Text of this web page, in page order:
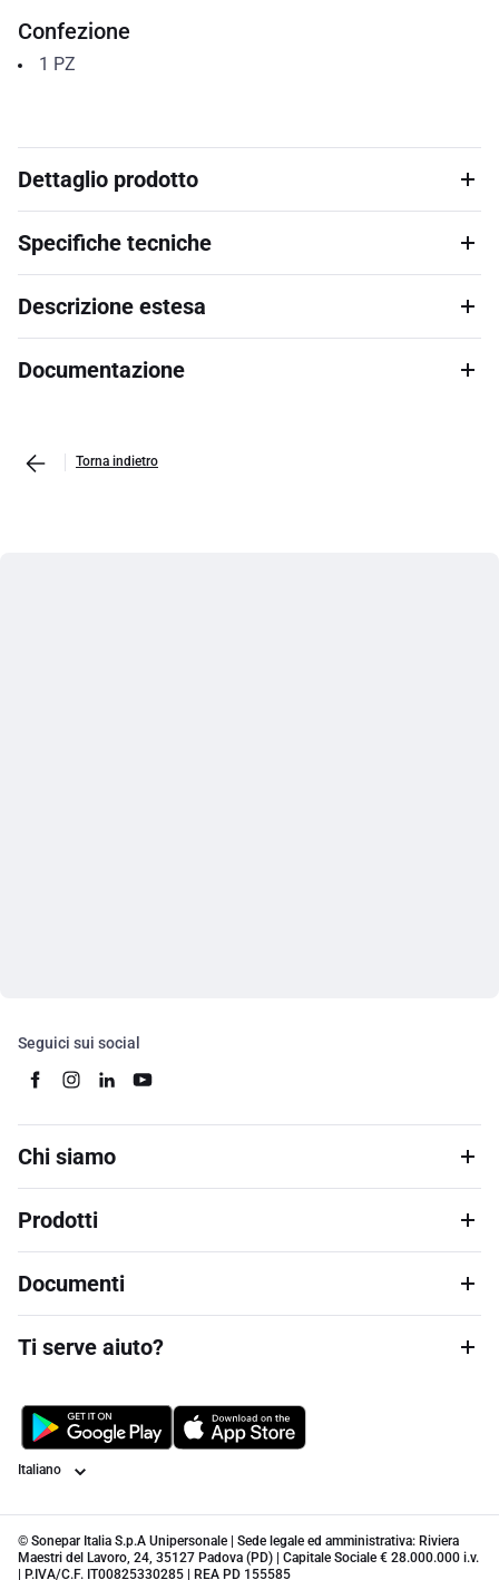
Confezione
1 PZ
Dettaglio prodotto
Specifiche tecniche
Descrizione estesa
Documentazione
Torna indietro
Seguici sui social
Chi siamo
Prodotti
Documenti
Ti serve aiuto?
Lingua
© Sonepar Italia S.p.A Unipersonale | Sede legale ed amministrativa: Riviera
Maestri del Lavoro, 24, 35127 Padova (PD) | Capitale Sociale € 28.000.000 i.v.
| P.IVA/C.F. IT00825330285 | REA PD 155585